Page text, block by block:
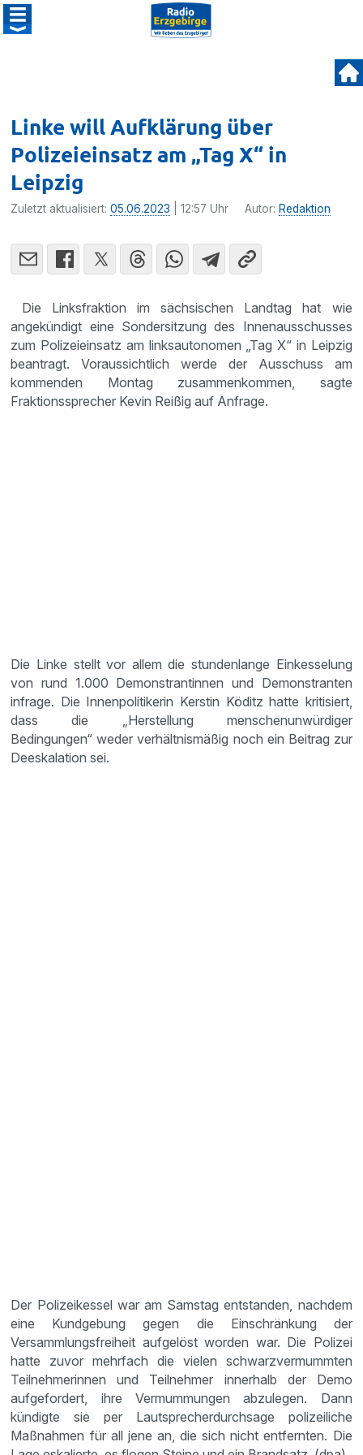
Linke will Aufklärung über
Polizeieinsatz am „Tag X“ in
Leipzig
Zuletzt aktualisiert:05.06.2023 | 12:57 Uhr Autor: Redaktion
Die Linksfraktion im sächsischen Landtag hat wie
angekündigt eine Sondersitzung des Innenausschusses
zum Polizeieinsatz am linksautonomen „Tag X“ in Leipzig
beantragt. Voraussichtlich werde der Ausschuss am
kommenden Montag zusammenkommen, sagte
Fraktionssprecher Kevin Reißig auf Anfrage.
Die Linke stellt vor allem die stundenlange Einkesselung
von rund 1.000 Demonstrantinnen und Demonstranten
infrage. Die Innenpolitikerin Kerstin Köditz hatte kritisiert,
dass die „Herstellung menschenunwürdiger
Bedingungen“ weder verhältnismäßig noch ein Beitrag zur
Deeskalation sei.
Der Polizeikessel war am Samstag entstanden, nachdem
eine Kundgebung gegen die Einschränkung der
Versammlungsfreiheit aufgelöst worden war. Die Polizei
hatte zuvor mehrfach die vielen schwarzvermummten
Teilnehmerinnen und Teilnehmer innerhalb der Demo
aufgefordert, ihre Vermummungen abzulegen. Dann
kündigte sie per Lautsprecherdurchsage polizeiliche
Maßnahmen für all jene an, die sich nicht entfernten. Die